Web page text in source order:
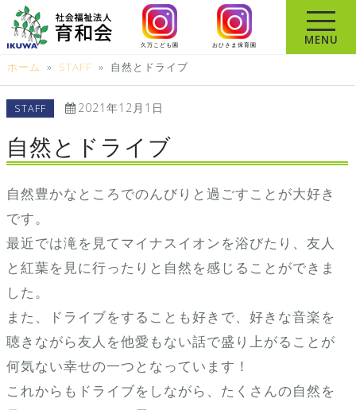
ン
テ
ン
キ
プ
久万こども園 おひさま保育園
MENU
ホーム » STAFF » 自然とドライブ
STAFF 2021年12月1日
自然とドライブ
自然豊かなところでのんびりと過ごすことが大好き
です。
最近では滝を見てマイナスイオンを浴びたり、友人
と紅葉を見に行ったりと自然を感じることができま
した。
また、ドライブをすることも好きで、好きな音楽を
聴きながら友人を他愛もない話で盛り上がることが
何気ない幸せの一つとなっています！
これからもドライブをしながら、たくさんの自然を